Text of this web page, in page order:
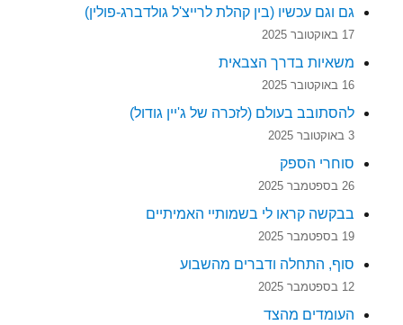
גם וגם עכשיו (בין קהלת לרייצ'ל גולדברג-פולין)
17 באוקטובר 2025
משאיות בדרך הצבאית
16 באוקטובר 2025
להסתובב בעולם (לזכרה של ג'יין גודול)
3 באוקטובר 2025
סוחרי הספק
26 בספטמבר 2025
בבקשה קראו לי בשמותיי האמיתיים
19 בספטמבר 2025
סוף, התחלה ודברים מהשבוע
12 בספטמבר 2025
העומדים מהצד